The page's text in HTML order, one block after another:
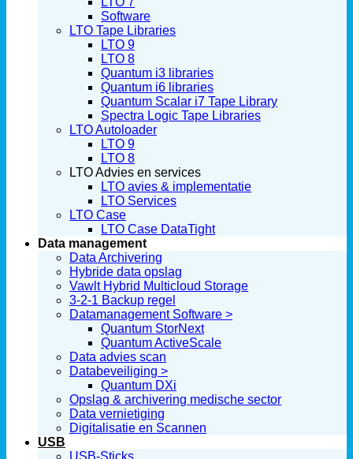
Software
LTO Tape Libraries
LTO 9
LTO 8
Quantum i3 libraries
Quantum i6 libraries
Quantum Scalar i7 Tape Library
Spectra Logic Tape Libraries
LTO Autoloader
LTO 9
LTO 8
LTO Advies en services
LTO avies & implementatie
LTO Services
LTO Case
LTO Case DataTight
Data management
Data Archivering
Hybride data opslag
Vawlt Hybrid Multicloud Storage
3-2-1 Backup regel
Datamanagement Software >
Quantum StorNext
Quantum ActiveScale
Data advies scan
Databeveiliging >
Quantum DXi
Opslag & archivering medische sector
Data vernietiging
Digitalisatie en Scannen
USB
USB-Sticks